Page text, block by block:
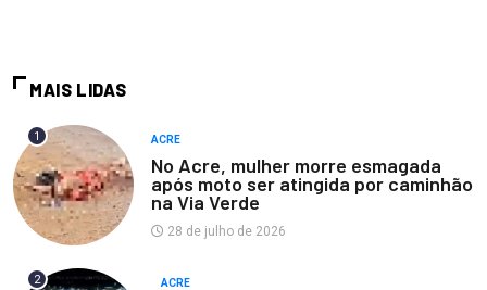
MAIS LIDAS
1 ACRE
No Acre, mulher morre esmagada
após moto ser atingida por caminhão
na Via Verde
28 de julho de 2026
2 ACRE